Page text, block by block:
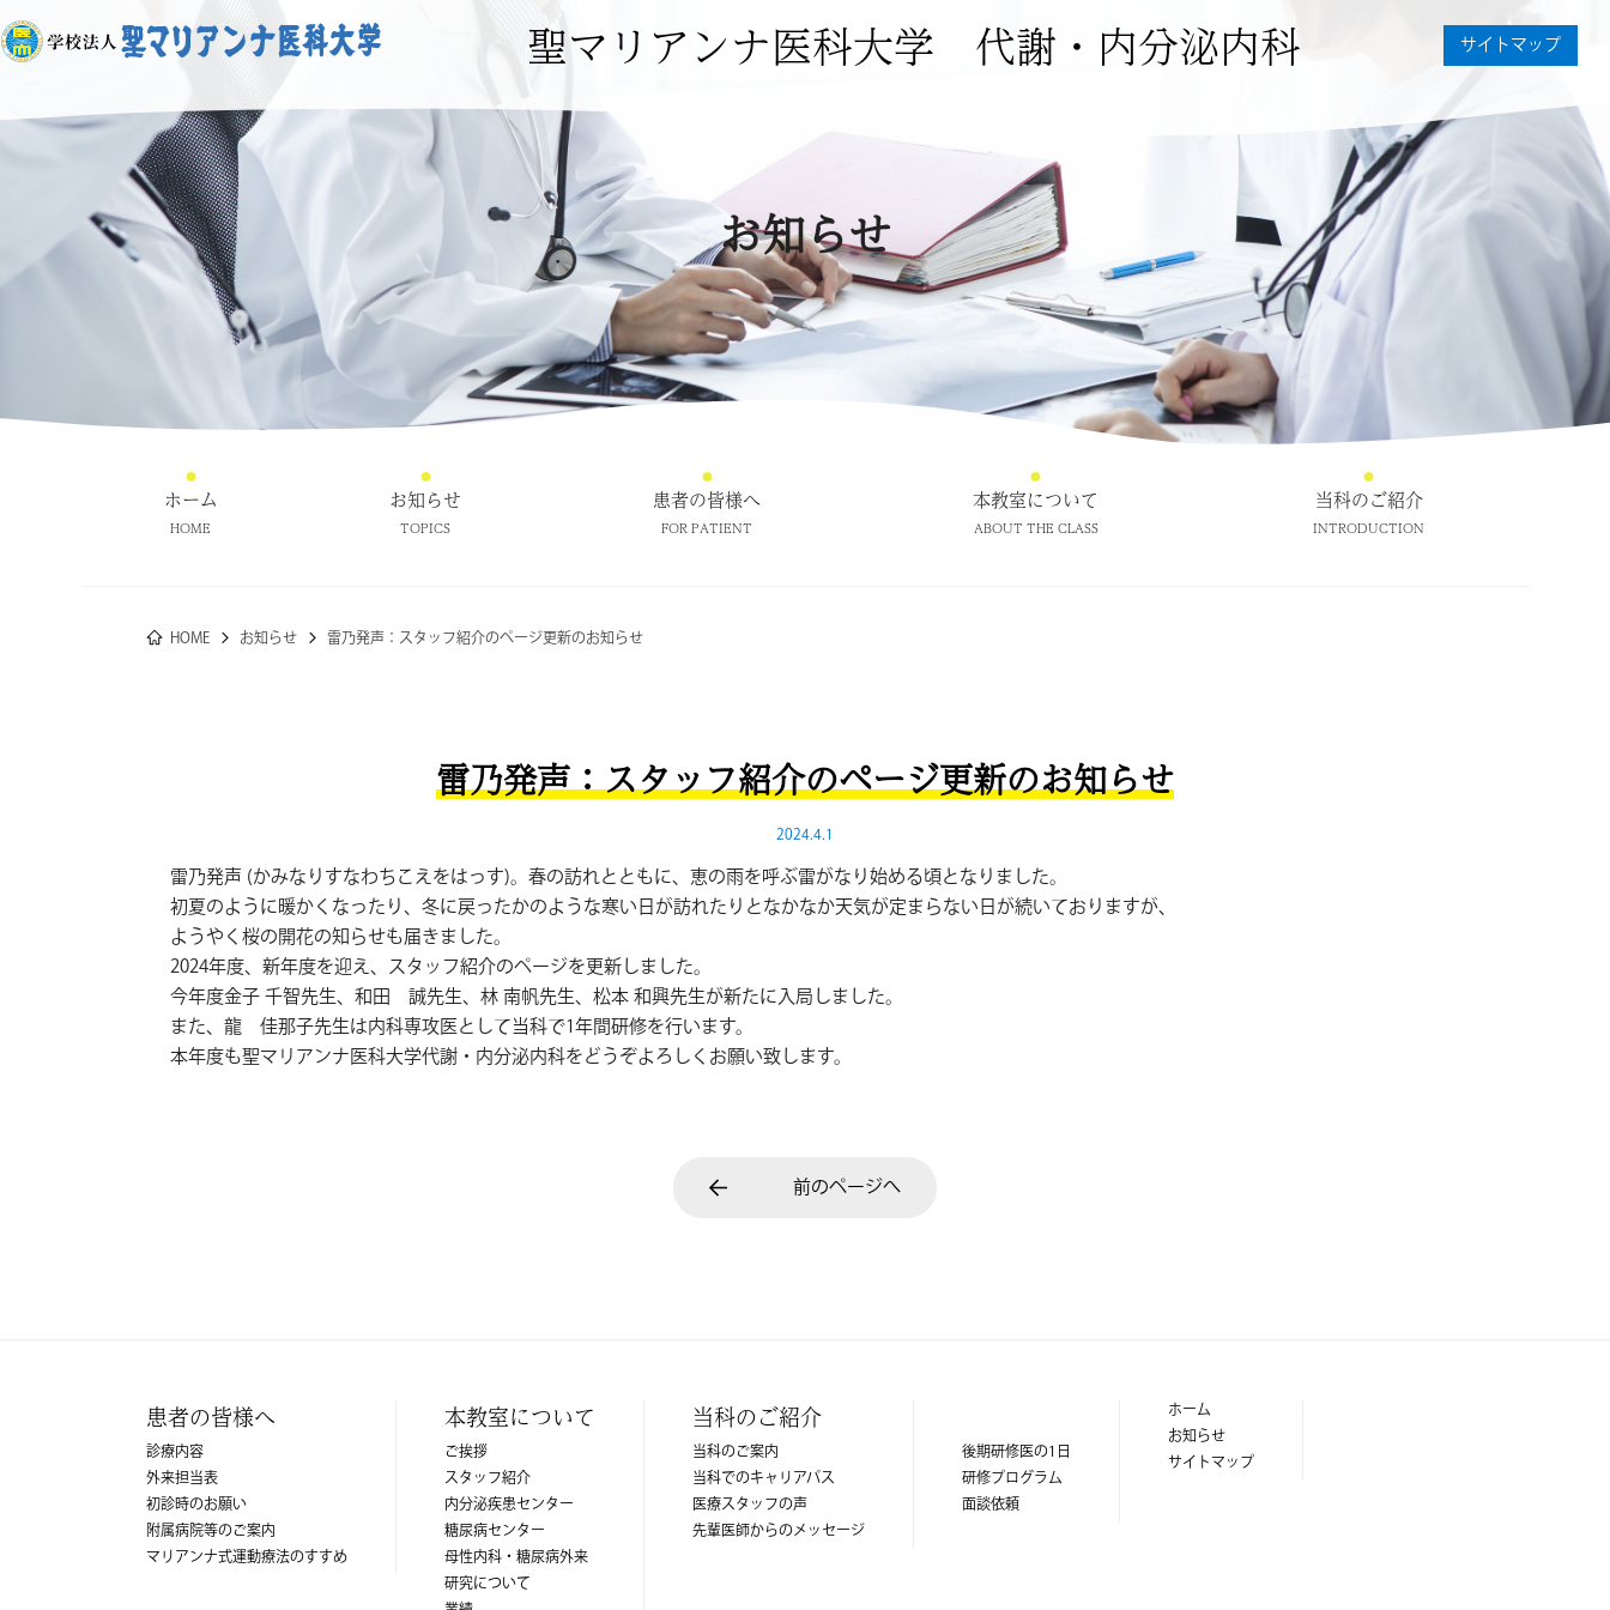
聖マリアンナ医科大学 代謝・内分泌内科 サイトマップ
お知らせ
ホーム
HOME
お知らせ
TOPICS
患者の皆様へ
FOR PATIENT
本教室について
ABOUT THE CLASS
当科のご紹介
INTRODUCTION
HOME お知らせ 雷乃発声：スタッフ紹介のページ更新のお知らせ
雷乃発声：スタッフ紹介のページ更新のお知らせ
2024.4.1
雷乃発声 (かみなりすなわちこえをはっす)。春の訪れとともに、恵の雨を呼ぶ雷がなり始める頃となりました。
初夏のように暖かくなったり、冬に戻ったかのような寒い日が訪れたりとなかなか天気が定まらない日が続いておりますが、
ようやく桜の開花の知らせも届きました。
2024年度、新年度を迎え、スタッフ紹介のページを更新しました。
今年度金子 千智先生、和田 誠先生、林 南帆先生、松本 和興先生が新たに入局しました。
また、龍 佳那子先生は内科専攻医として当科で1年間研修を行います。
本年度も聖マリアンナ医科大学代謝・内分泌内科をどうぞよろしくお願い致します。
前のページへ
患者の皆様へ
診療内容
外来担当表
初診時のお願い
附属病院等のご案内
マリアンナ式運動療法のすすめ
本教室について
ご挨拶
スタッフ紹介
内分泌疾患センター
糖尿病センター
母性内科・糖尿病外来
研究について
当科のご紹介
当科のご案内
当科でのキャリアパス
医療スタッフの声
先輩医師からのメッセージ
後期研修医の1日
研修プログラム
面談依頼
ホーム
お知らせ
サイトマップ